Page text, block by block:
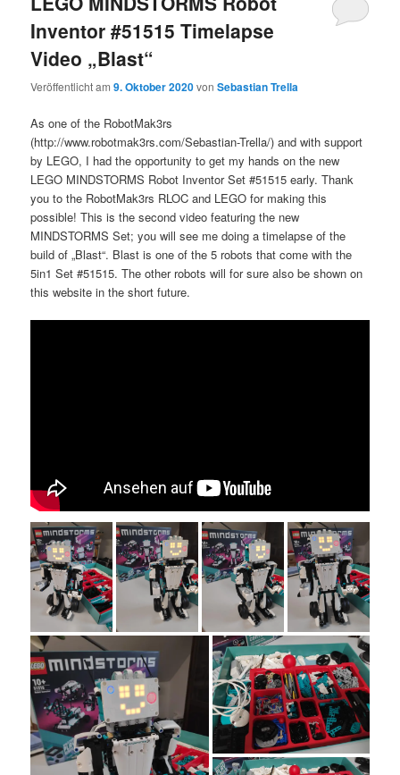
Inventor #51515 Timelapse
Video „Blast“
Veröffentlicht am9. Oktober 2020vonSebastian Trella
As one of the RobotMak3rs
(http://www.robotmak3rs.com/Sebastian-Trella/) and with support
by LEGO, I had the opportunity to get my hands on the new
LEGO MINDSTORMS Robot Inventor Set #51515 early. Thank
you to the RobotMak3rs RLOC and LEGO for making this
possible! This is the second video featuring the new
MINDSTORMS Set; you will see me doing a timelapse of the
build of „Blast“. Blast is one of the 5 robots that come with the
5in1 Set #51515. The other robots will for sure also be shown on
this website in the short future.